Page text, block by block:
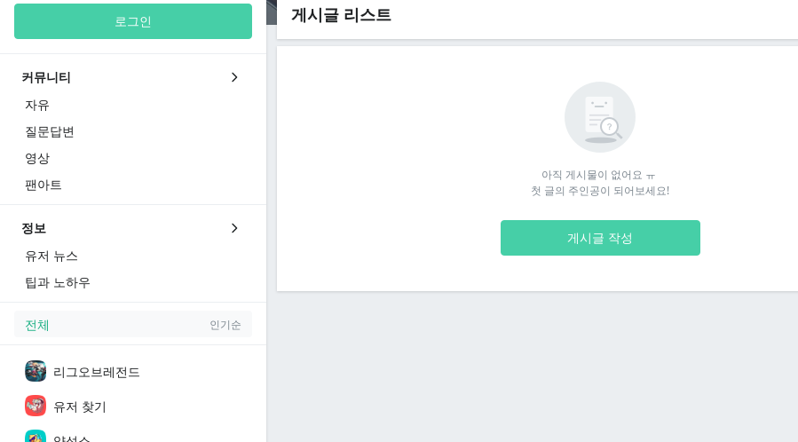
로그인
커뮤니티
자유
질문답변
영상
팬아트
정보
유저 뉴스
팁과 노하우
전체 인기순
리그오브레전드
유저 찾기
게시글 리스트
아직 게시물이 없어요 ㅠ
첫 글의 주인공이 되어보세요!
게시글 작성